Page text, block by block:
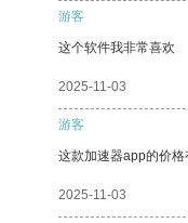
游客
这个软件我非常喜欢
2025-11-03
游客
这款加速器app的价格
2025-11-03